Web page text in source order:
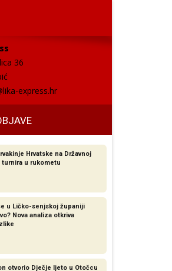
36
express.hr
Hrvatske na Državnoj
turnira u rukometu
u Ličko-senjskoj županiji
Nova analiza otkriva
otvorio Dječje ljeto u Otočcu